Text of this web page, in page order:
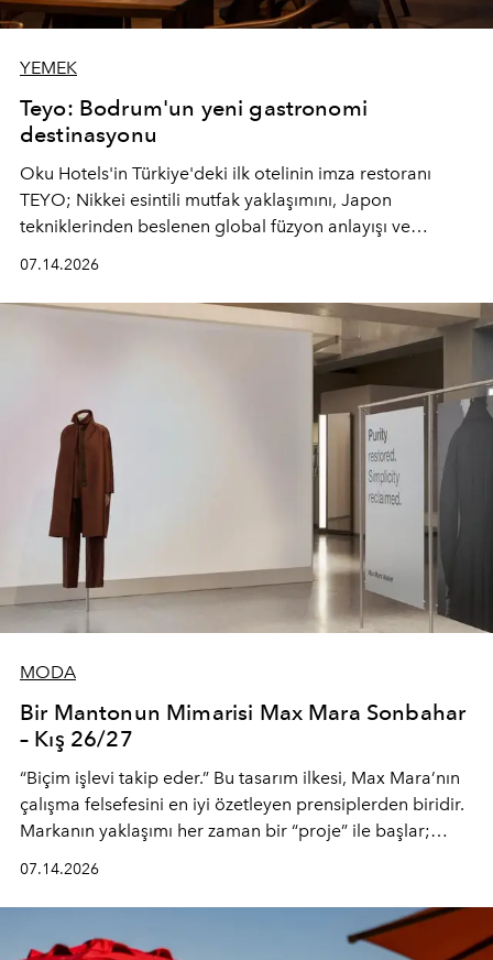
YEMEK
Teyo: Bodrum'un yeni gastronomi
destinasyonu
Oku Hotels'in Türkiye'deki ilk otelinin imza restoranı
TEYO; Nikkei esintili mutfak yaklaşımını, Japon
tekniklerinden beslenen global füzyon anlayışı ve
07.14.2026
MODA
Bir Mantonun Mimarisi Max Mara Sonbahar
– Kış 26/27
“Biçim işlevi takip eder.” Bu tasarım ilkesi, Max Mara’nın
çalışma felsefesini en iyi özetleyen prensiplerden biridir.
Markanın yaklaşımı her zaman bir “proje” ile başlar;
(savoir-faire) buluşan parçalara dönüştürmek.
07.14.2026